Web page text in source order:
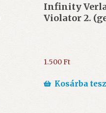
Infinity
Violator 2.
1.500Ft
Kosárba